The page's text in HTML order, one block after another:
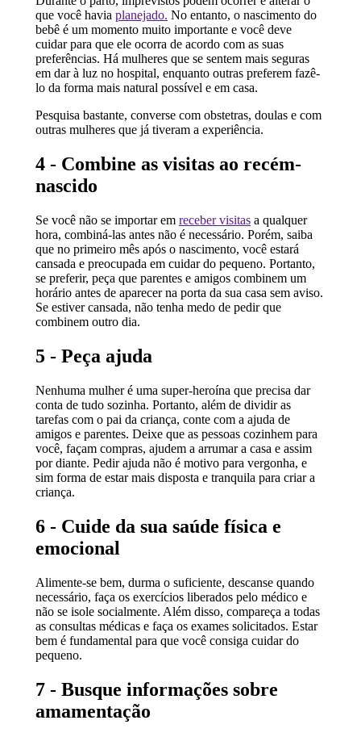
que você havia planejado. No entanto, o nascimento do
bebê é um momento muito importante e você deve
cuidar para que ele ocorra de acordo com as suas
preferências. Há mulheres que se sentem mais seguras
em dar à luz no hospital, enquanto outras preferem fazê-
lo da forma mais natural possível e em casa.
Pesquisa bastante, converse com obstetras, doulas e com
outras mulheres que já tiveram a experiência.
4 - Combine as visitas ao recém-
nascido
Se você não se importar em receber visitasa qualquer
hora, combiná-las antes não é necessário. Porém, saiba
que no primeiro mês após o nascimento, você estará
cansada e preocupada em cuidar do pequeno. Portanto,
se preferir, peça que parentes e amigos combinem um
horário antes de aparecer na porta da sua casa sem aviso.
Se estiver cansada, não tenha medo de pedir que
combinem outro dia.
5 - Peça ajuda
Nenhuma mulher é uma super-heroína que precisa dar
conta de tudo sozinha. Portanto, além de dividir as
tarefas com o pai da criança, conte com a ajuda de
amigos e parentes. Deixe que as pessoas cozinhem para
você, façam compras, ajudem a arrumar a casa e assim
por diante. Pedir ajuda não é motivo para vergonha, e
sim forma de estar mais disposta e tranquila para criar a
criança.
6 - Cuide da sua saúde física e
emocional
Alimente-se bem, durma o suficiente, descanse quando
necessário, faça os exercícios liberados pelo médico e
não se isole socialmente. Além disso, compareça a todas
as consultas médicas e faça os exames solicitados. Estar
bem é fundamental para que você consiga cuidar do
pequeno.
7 - Busque informações sobre
amamentação